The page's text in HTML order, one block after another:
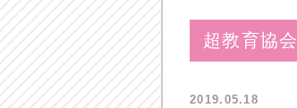
超教育協会
2019.05.18